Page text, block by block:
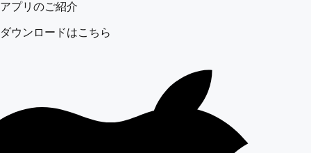
アプリのご紹介
ダウンロードはこちら